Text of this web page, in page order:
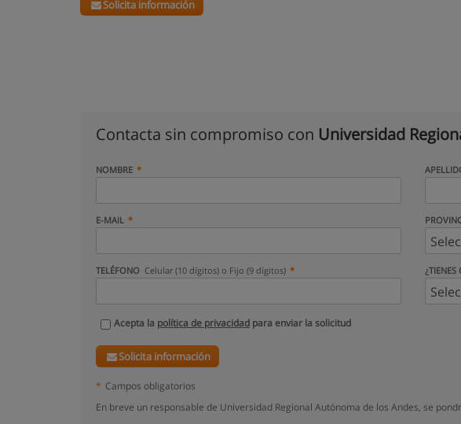
Solicita información
Contacta sin compromiso con Universidad
NOMBRE
E-MAIL
TELÉFONO Celular (10 dígitos) o Fijo (9 dígitos) ¿TIENES
Acepta la política de privacidad para enviar la solicitud
Solicita información
* Campos obligatorios
En breve un responsable de Universidad Regional Autónoma de los Andes, se